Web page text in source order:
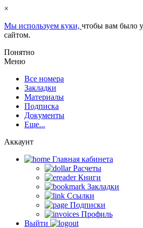
×
Мы используем куки, чтобы вам было
сайтом.
Понятно
Меню
Все номера
Закладки
Материалы
Подписка
Документы
Еще...
Аккаунт
Главная кабинета
Расчеты
Книги
Закладки
Ссылки
Подписки
Профиль
Выйти